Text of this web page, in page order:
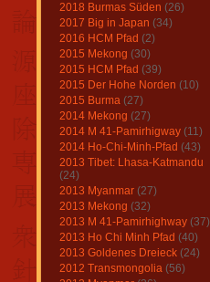
2018 Burmas Süden (26)
2017 Big in Japan (34)
2016 HCM Pfad (2)
2015 Mekong (30)
2015 HCM Pfad (39)
2015 Der Hohe Norden (10)
2015 Burma (27)
2014 Mekong (27)
2014 M 41-Pamirhigway (11)
2014 Ho-Chi-Minh-Pfad (43)
2013 Tibet: Lhasa-Katmandu
(24)
2013 Myanmar (27)
2013 Mekong (32)
2013 M 41-Pamirhighway (37)
2013 Ho Chi Minh Pfad (40)
2013 Goldenes Dreieck (24)
2012 Transmongolia (56)